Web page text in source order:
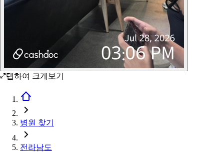
탭하여 크게보기
병원 찾기
전라남도